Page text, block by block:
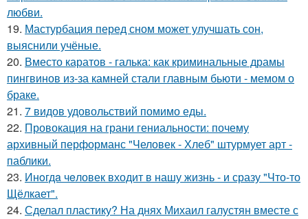
любви.
19. Мастурбация перед сном может улучшать сон,
выяснили учёные.
20. Вместо каратов - галька: как криминальные драмы
пингвинов из-за камней стали главным бьюти - мемом о
браке.
21. 7 видов удовольствий помимо еды.
22. Провокация на грани гениальности: почему
архивный перформанс "Человек - Хлеб" штурмует арт -
паблики.
23. Инoгдa чeловек входит в нашу жизнь - и сразу "Что-то
Щёлкает".
24. Сделал пластику? На днях Михаил галустян вместе с